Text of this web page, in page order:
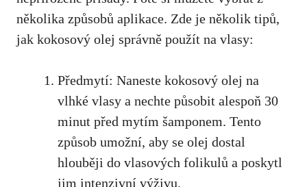
několika způsobů aplikace. Zde je několik tipů,
jak kokosový olej správně použít na vlasy:
Předmytí: Naneste kokosový olej na
vlhké vlasy a nechte působit alespoň 30
minut před mytím šamponem. Tento
způsob umožní, aby se olej dostal
hlouběji do vlasových folikulů a poskytl
jim intenzivní výživu.